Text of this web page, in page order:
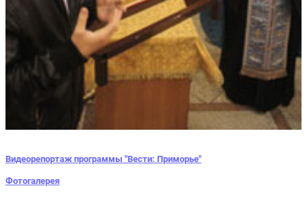
Видеорепортаж программы "Вести: Приморье"
Фотогалерея